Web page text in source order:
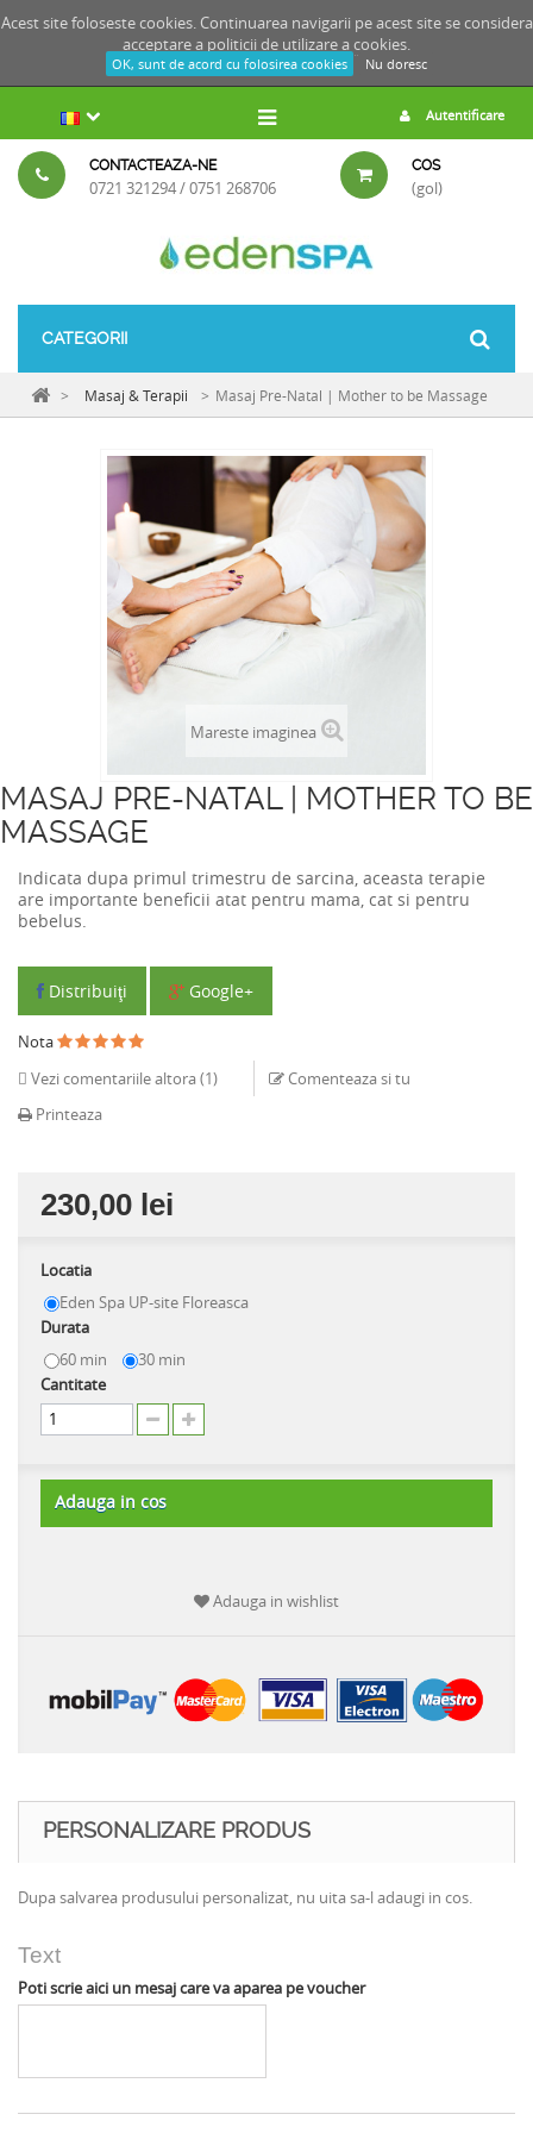
Acest site foloseste cookies. Continuarea navigarii pe acest site se considera
acceptare a politicii de utilizare a cookies.
OK, sunt de acord cu folosirea cookies Nu doresc
Autentificare
CONTACTEAZA-NE
0721 321294 / 0751 268706
COS
(gol)
CATEGORII
> Masaj & Terapii > Masaj Pre-Natal | Mother to be Massage
Mareste imaginea
MASAJ PRE-NATAL | MOTHER TO BE
MASSAGE
Indicata dupa primul trimestru de sarcina, aceasta terapie
are importante beneficii atat pentru mama, cat si pentru
bebelus.
Distribuiţi Google+
Nota
Vezi comentariile altora (1)
Comenteaza si tu
Printeaza
230,00 lei
Locatia
Eden Spa UP-site Floreasca
Durata
60 min
30 min
Cantitate
Adauga in cos
Adauga in wishlist
PERSONALIZARE PRODUS
Dupa salvarea produsului personalizat, nu uita sa-l adaugi in cos.
Text
Poti scrie aici un mesaj care va aparea pe voucher